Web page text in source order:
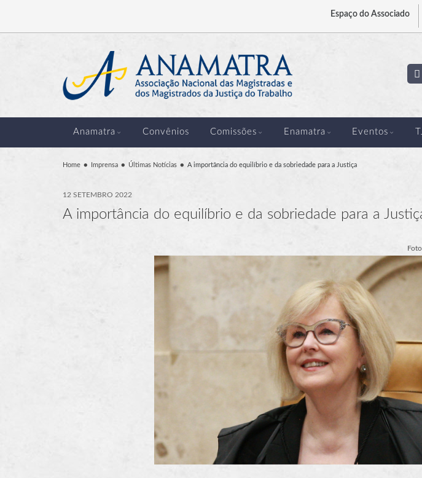
Espaço do Associado
Anamatra Convênios Comissões Enamatra Eventos
Home Imprensa Últimas Notícias A importância do equilíbrio e da sobriedade para a Justiça
12 SETEMBRO 2022
A importância do equilíbrio e da sobriedade para a